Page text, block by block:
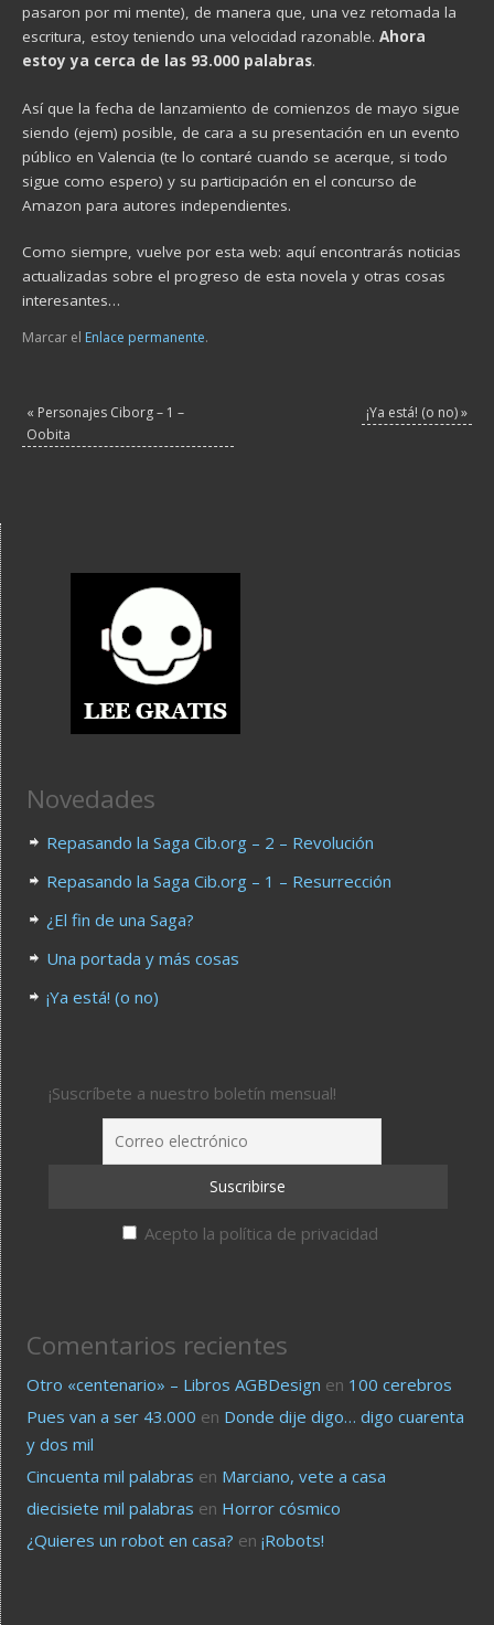
pasaron por mi mente), de manera que, una vez retomada la
escritura, estoy teniendo una velocidad razonable.Ahora
estoy ya cerca de las 93.000 palabras.
Así que la fecha de lanzamiento de comienzos de mayo sigue
siendo (ejem) posible, de cara a su presentación en un evento
público en Valencia (te lo contaré cuando se acerque, si todo
sigue como espero) y su participación en el concurso de
Amazon para autores independientes.
Como siempre, vuelve por esta web: aquí encontrarás noticias
actualizadas sobre el progreso de esta novela y otras cosas
interesantes…
Marcar el Enlace permanente.
« Personajes Ciborg – 1 –
Oobita
¡Ya está! (o no)»
Novedades
Repasando la Saga Cib.org – 2 – Revolución
Repasando la Saga Cib.org – 1 – Resurrección
¿El fin de una Saga?
Una portada y más cosas
¡Ya está! (o no)
¡Suscríbete a nuestro boletín mensual!
Acepto la política de privacidad
Comentarios recientes
Otro «centenario» – Libros AGBDesign en 100 cerebros
Pues van a ser 43.000 en Donde dije digo… digo cuarenta
y dos mil
Cincuenta mil palabras en Marciano, vete a casa
diecisiete mil palabras en Horror cósmico
¿Quieres un robot en casa? en ¡Robots!